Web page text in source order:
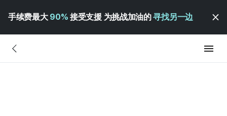
手续费最大 90% 接受支援 为挑战加油的寻找另一边